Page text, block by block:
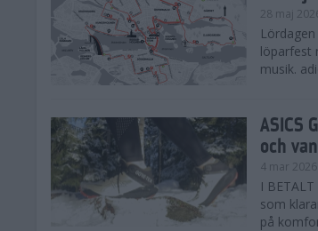
28 maj 2026
löparfest
musik.
ASICS
och
4 mar 2026
I
som
på